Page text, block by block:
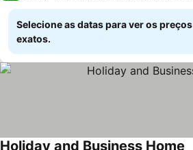
Selecione as datas para ver os preços
exatos.
Holiday and Business Home